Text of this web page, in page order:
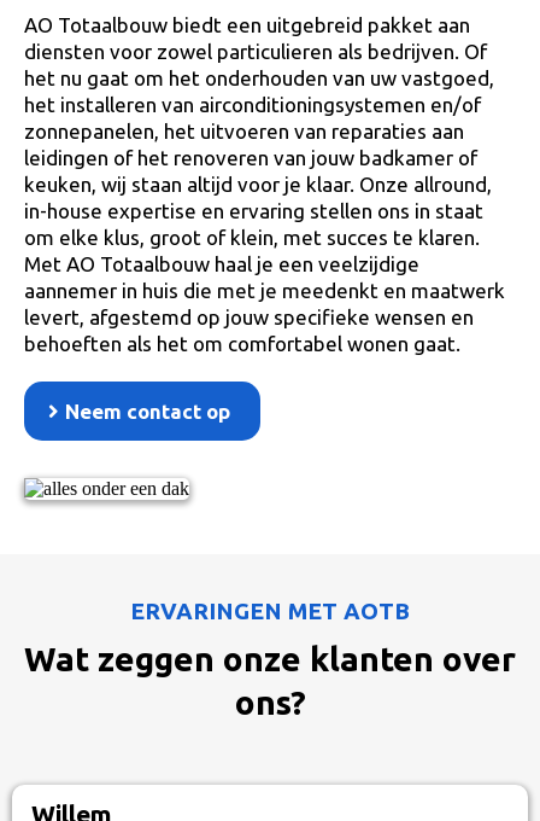
AO Totaalbouw biedt een uitgebreid pakket aan
diensten voor zowel particulieren als bedrijven. Of
het nu gaat om het onderhouden van uw vastgoed,
het installeren van airconditioningsystemen en/of
zonnepanelen, het uitvoeren van reparaties aan
leidingen of het renoveren van jouw badkamer of
keuken, wij staan altijd voor je klaar. Onze allround,
in-house expertise en ervaring stellen ons in staat
om elke klus, groot of klein, met succes te klaren.
Met AO Totaalbouw haal je een veelzijdige
aannemer in huis die met je meedenkt en maatwerk
levert, afgestemd op jouw specifieke wensen en
behoeften als het om comfortabel wonen gaat.
Neem contact op
ERVARINGEN MET AOTB
Wat zeggen onze klanten over
ons?
Willem